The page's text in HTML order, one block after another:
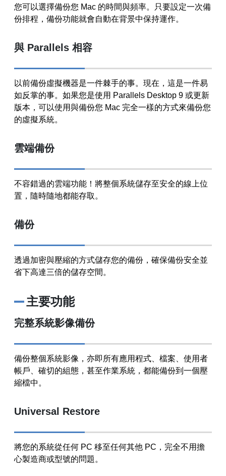
您可以選擇備份您 Mac 的時間與頻率。只要設定一次備
份排程，備份功能就會自動在背景中保持運作。
與 Parallels 相容
以前備份虛擬機器是一件棘手的事。現在，這是一件易
如反掌的事。如果您是使用 Parallels Desktop 9 或更新
版本，可以使用與備份您 Mac 完全一樣的方式來備份您
的虛擬系統。
雲端備份
不容錯過的雲端功能！將整個系統儲存至安全的線上位
置，隨時隨地都能存取。
備份
透過加密與壓縮的方式儲存您的備份，確保備份安全並
省下高達三倍的儲存空間。
主要功能
完整系統影像備份
備份整個系統影像，亦即所有應用程式、檔案、使用者
帳戶、確切的組態，甚至作業系統，都能備份到一個壓
縮檔中。
Universal Restore
將您的系統從任何 PC 移至任何其他 PC，完全不用擔
心製造商或型號的問題。